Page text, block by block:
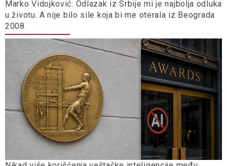
Marko Vidojković: Odlazak iz Srbije mi je najbolja odluka
u životu. A nije bilo sile koja bi me oterala iz Beograda
2008.